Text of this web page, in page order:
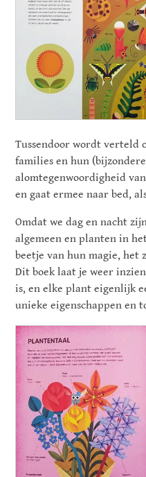
Tussendoor wordt verteld
families en hun
alomtegenwoordigheid
en gaat ermee naar bed,
Omdat we dag en nacht
algemeen en planten in
beetje van hun magie, het
Dit boek laat je weer
is, en elke plant eigenlijk
unieke eigenschappen en